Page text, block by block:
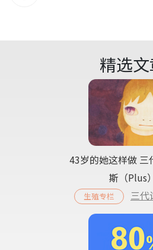
精选
43岁的她这样做 三
斯（Plus）
生殖专栏 三代